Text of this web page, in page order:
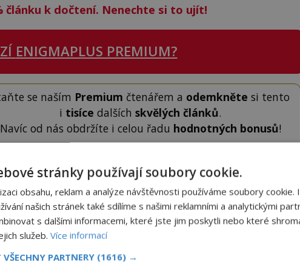
článku k dočtení. Nenechte si to ujít!
ENIGMAPLUS PREMIUM?
se naším Premium čtenářem a odemkněte si tento
i tisíce dalšíchskvělých článků.
Navíc od nás obdržíte i celou řadu hodnotných bonusů!
ODEMKNOUT ČLÁNEK
tento článek, můžete tak učinit zasláním jediné SMS.
stránky používají soubory cookie.
obsahu, reklam a analýze návštěvnosti používáme soubory cookie.
našich stránek také sdílíme s našimi reklamními a analytickými
s dalšími informacemi, které jste jim poskytli nebo které
služeb. Více informací
PARTNERY (1616) →